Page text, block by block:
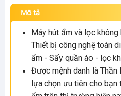
Mô tả
Máy hút ẩm và lọc không
Thiết bị công nghệ toàn
ẩm - Sấy quần áo - lọc
Được mệnh danh là
lựa chọn ưu tiên cho bạn